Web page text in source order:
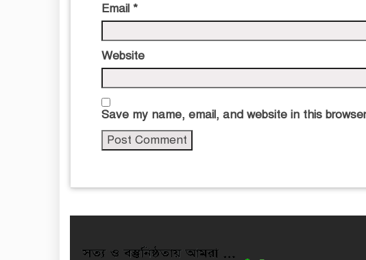
Email *
Website
Save my name, email, and website in this